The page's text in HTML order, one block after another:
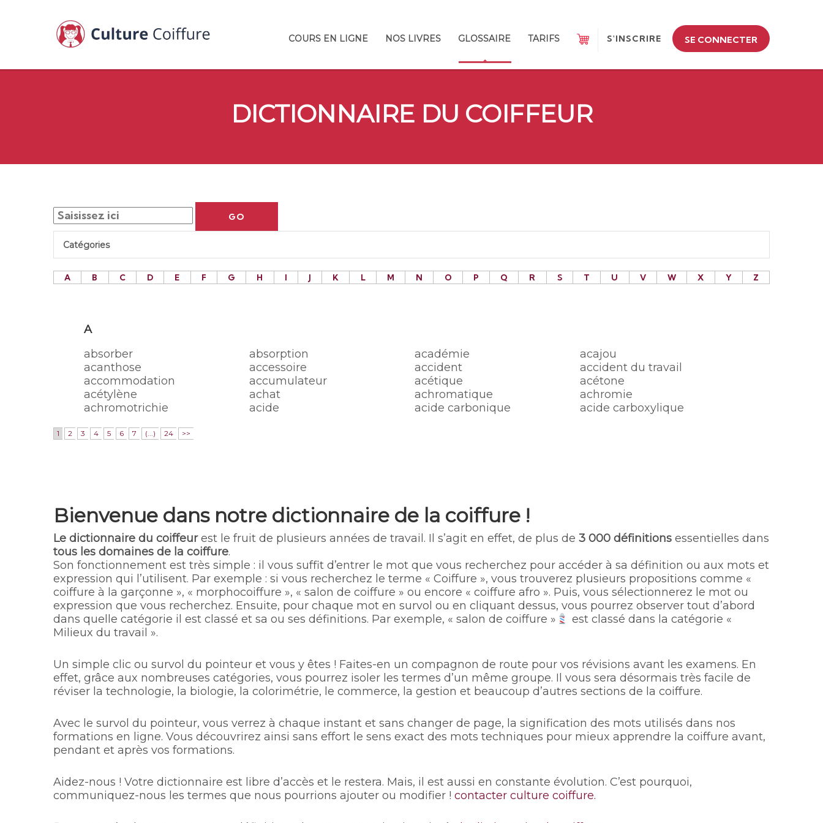
S'INSCRIRE SE CONNECTER
COURS EN LIGNE NOS LIVRES GLOSSAIRE TARIFS
DICTIONNAIRE DU COIFFEUR
GO
Catégories
A B C D E F G H I J K L M N O P Q R S T U V W X Y Z
A
absorber
absorption académie
acajou
acanthose
accessoire accident
accident du travail
accommodation
accumulateur acétique
acétone
acétylène
achat achromatique
achromie
achromotrichie
acide acide carbonique acide carboxylique
1 2 3 4 5 6 7 (...) 24 >>
Bienvenue dans notre dictionnaire de la coiffure !
Le dictionnaire du coiffeurest le fruit de plusieurs années de travail. Il s’agit en effet, de plus de 3 000 définitions essentielles dans
tous les domaines de la coiffure.
Son fonctionnement est très simple : il vous suffit d’entrer le mot que vous recherchez pour accéder à sa définition ou aux mots et
expression qui l’utilisent. Par exemple : si vous recherchez le terme « Coiffure », vous trouverez plusieurs propositions comme «
coiffure à la garçonne », « morphocoiffure », « salon de coiffure » ou encore « coiffure afro ». Puis, vous sélectionnerez le mot ou
expression que vous recherchez. Ensuite, pour chaque mot en survol ou en cliquant dessus, vous pourrez observer tout d’abord
dans quelle catégorie il est classé et sa ou ses définitions. Par exemple, « salon de coiffure »
est classé dans la catégorie «
Milieux du travail ».
Un simple clic ou survol du pointeur et vous y êtes ! Faites-en un compagnon de route pour vos révisions avant les examens. En
effet, grâce aux nombreuses catégories, vous pourrez isoler les termes d’un même groupe. Il vous sera désormais très facile de
réviser la technologie, la biologie, la colorimétrie, le commerce, la gestion et beaucoup d’autres sections de la coiffure.
Avec le survol du pointeur, vous verrez à chaque instant et sans changer de page, la signification des mots utilisés dans nos
formations en ligne. Vous découvrirez ainsi sans effort le sens exact des mots techniques pour mieux apprendre la coiffure avant,
pendant et après vos formations.
Aidez-nous ! Votre dictionnaire est libre d’accès et le restera. Mais, il est aussi en constante évolution. C’est pourquoi,
communiquez-nous les termes que nous pourrions ajouter ou modifier ! contacter culture coiffure.